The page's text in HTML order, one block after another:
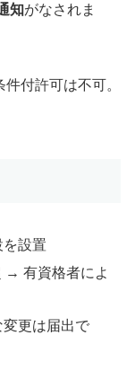
知がなされま
付許可は不可。
設置
→ 有資格者によ
変更は届出で